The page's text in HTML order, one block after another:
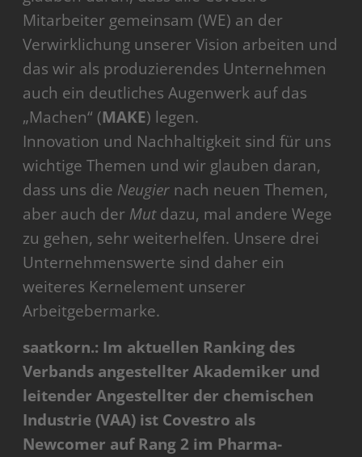
Mitarbeiter gemeinsam (WE) an der
Verwirklichung unserer Vision arbeiten und
das wir als produzierendes Unternehmen
auch ein deutliches Augenwerk auf das
„Machen“ (MAKE) legen.
Innovation und Nachhaltigkeit sind für uns
wichtige Themen und wir glauben daran,
dass uns die Neugier nach neuen Themen,
aber auch der Mutdazu, mal andere Wege
zu gehen, sehr weiterhelfen. Unsere drei
Unternehmenswerte sind daher ein
weiteres Kernelement unserer
Arbeitgebermarke.
saatkorn.: Im aktuellen Ranking des
Verbands angestellter Akademiker und
leitender Angestellter der chemischen
Industrie (VAA) ist Covestro als
Newcomer auf Rang 2 im Pharma-